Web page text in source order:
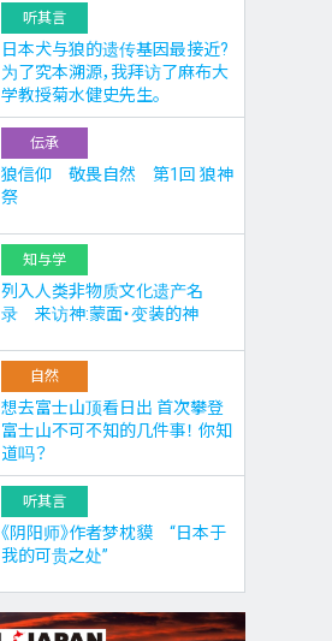
听其言
日本犬与狼的遗传基因最接近?
为了究本溯源，我拜访了麻布大
学教授菊水健史先生。
伝承
狼信仰 敬畏自然 第1回 狼神
祭
知与学
列入人类非物质文化遗产名
录 来访神:蒙面・变装的神
自然
想去富士山顶看日出 首次攀登
富士山不可不知的几件事！ 你知
道吗？
听其言
《阴阳师》作者梦枕貘 “日本于
我的可贵之处”